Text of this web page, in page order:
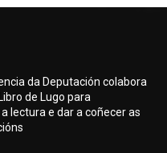
da Deputación colabora
de Lugo para
lectura e dar a coñecer as